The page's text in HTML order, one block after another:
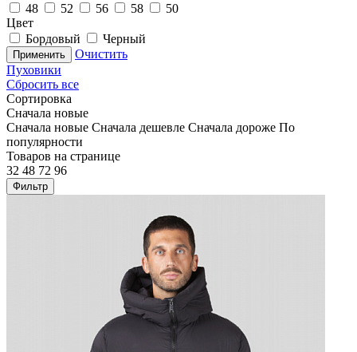
48
52 56 58
50
Цвет
Бордовый
Черный
Применить
Очистить
Пуховики
Сбросить все
Сортировка
Сначала новые
Сначала новые Сначала дешевле Сначала дороже По
популярности
Товаров на странице
32 48 72 96
Фильтр